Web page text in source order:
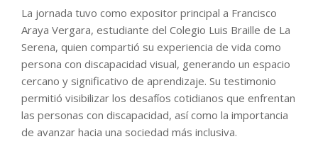
La jornada tuvo como expositor principal a Francisco
Araya Vergara, estudiante del Colegio Luis Braille de La
Serena, quien compartió su experiencia de vida como
persona con discapacidad visual, generando un espacio
cercano y significativo de aprendizaje. Su testimonio
permitió visibilizar los desafíos cotidianos que enfrentan
las personas con discapacidad, así como la importancia
de avanzar hacia una sociedad más inclusiva.